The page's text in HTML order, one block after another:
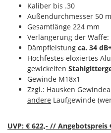
Kaliber bis .30
Außendurchmesser 50
Gesamtlänge 224 mm
Verlängerung der Waffe:
Dämpfleistung ca. 34
Hochfestes eloxiertes
gewickelten
Gewinde M18x1
Zzgl.: Hausken
andere Laufgewinde
UVP: € 622,- // Angebotspreis